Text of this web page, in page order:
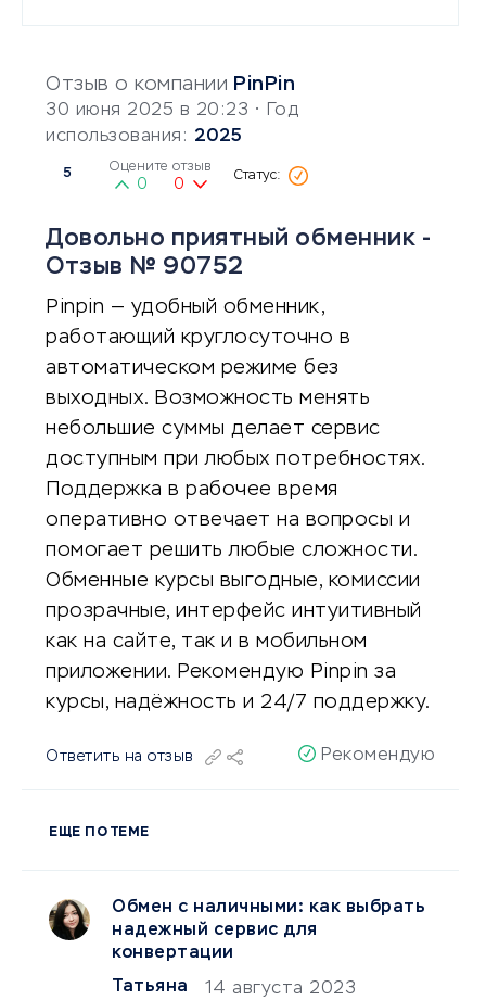
Отзыв о компании PinPin
30 июня 2025 в 20:23 • Год
использования: 2025
5 Оцените отзыв
0 0
Довольно приятный обменник -
Отзыв № 90752
Pinpin — удобный обменник,
работающий круглосуточно в
автоматическом режиме без
выходных. Возможность менять
небольшие суммы делает сервис
доступным при любых потребностях.
Поддержка в рабочее время
оперативно отвечает на вопросы и
помогает решить любые сложности.
Обменные курсы выгодные, комиссии
прозрачные, интерфейс интуитивный
как на сайте, так и в мобильном
приложении. Рекомендую Pinpin за
курсы, надёжность и 24/7 поддержку.
Ответить на отзыв Рекомендую
ЕЩЕ ПО ТЕМЕ
Обмен с наличными: как выбрать
надежный сервис для
конвертации
Татьяна
14 августа 2023